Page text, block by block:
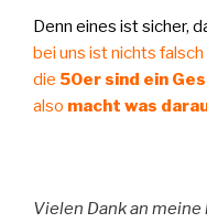
Denn eines ist sicher,
bei uns ist nichts
die 50er sind ein
also macht was
Vielen Dank an